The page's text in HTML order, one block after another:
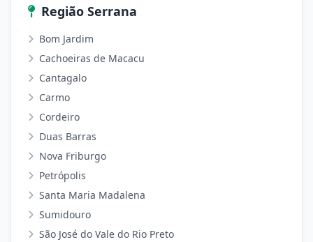
Região Serrana
Bom Jardim
Cachoeiras de Macacu
Cantagalo
Carmo
Cordeiro
Duas Barras
Nova Friburgo
Petrópolis
Santa Maria Madalena
Sumidouro
São José do Vale do Rio Preto